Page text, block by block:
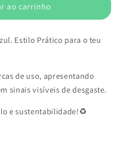
ao carrinho
Estilo Prático para o teu
de uso, apresentando
sinais visíveis de desgaste.
e sustentabilidade!♻️